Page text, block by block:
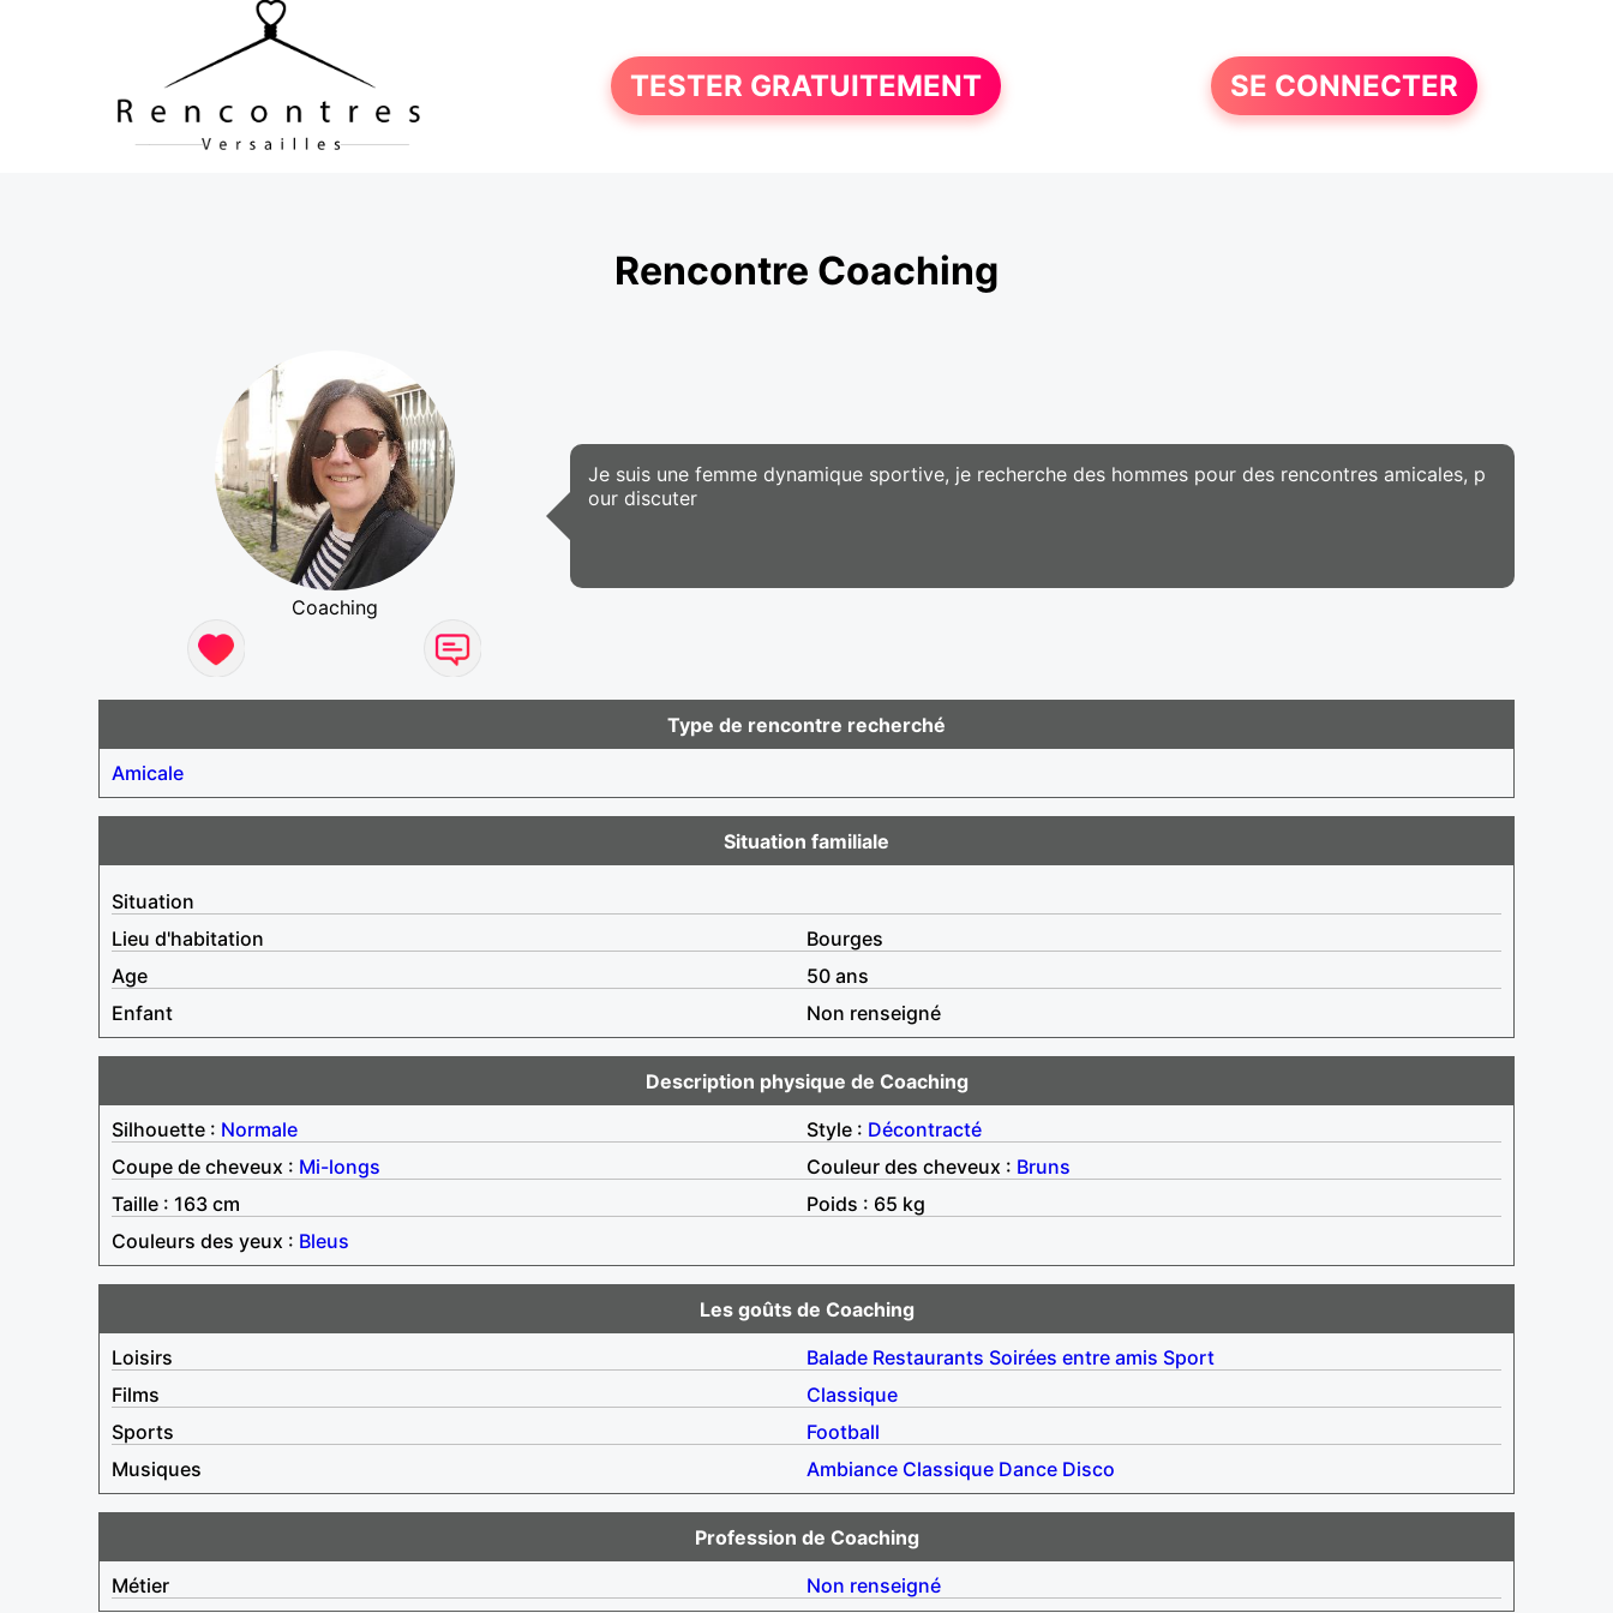
TESTER GRATUITEMENT SE CONNECTER
Rencontre Coaching
Coaching
Je suis une femme dynamique sportive, je recherche des hommes pour des rencontres amicales, p
our discuter
Type de rencontre recherché
Amicale
Situation familiale
Situation
Lieu d'habitation
Bourges
Age
50 ans
Enfant
Non renseigné
Description physique de Coaching
Silhouette : Normale Style : Décontracté
Coupe de cheveux : Mi-longs Couleur des cheveux : Bruns
Taille : 163 cm
Poids : 65 kg
Couleurs des yeux : Bleus
Les goûts de Coaching
Loisirs
Balade Restaurants Soirées entre amis Sport
Films
Classique
Sports
Football
Musiques
Ambiance Classique Dance Disco
Profession de Coaching
Métier
Non renseigné